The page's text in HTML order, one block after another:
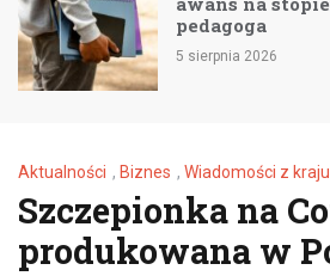
pedagoga
5 sierpnia 2026
Aktualności , Biznes , Wiadomości z kraju
Szczepionka na
produkowana w